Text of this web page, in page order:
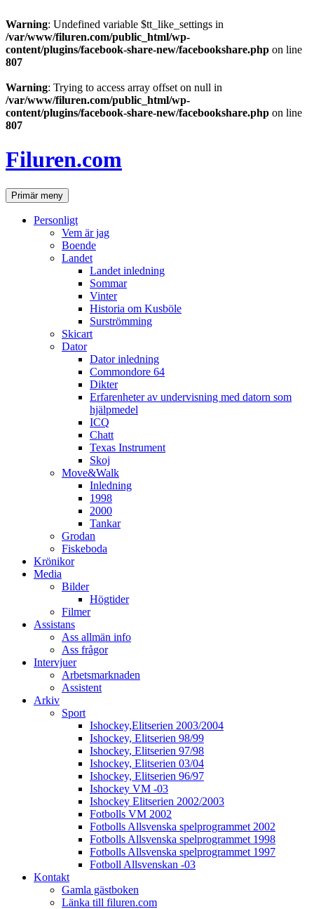
Warning: Undefined variable $tt_like_settings in
/var/www/filuren.com/public_html/wp-
content/plugins/facebook-share-new/facebookshare.php on line
807
Warning: Trying to access array offset on null in
/var/www/filuren.com/public_html/wp-
content/plugins/facebook-share-new/facebookshare.php on line
807
till
innehåll
Filuren.com
SökPrimär meny
Personligt
Vem är jag
Boende
Landet
Landet inledning
Sommar
Vinter
Historia om Kusböle
Surströmming
Skicart
Dator
Dator inledning
Commondore 64
Dikter
Erfarenheter av undervisning med datorn som
hjälpmedel
ICQ
Chatt
Texas Instrument
Skoj
Move&Walk
Inledning
1998
2000
Tankar
Grodan
Fiskeboda
Krönikor
Media
Bilder
Högtider
Filmer
Assistans
Ass allmän info
Ass frågor
Intervjuer
Arbetsmarknaden
Assistent
Arkiv
Sport
Ishockey,Elitserien 2003/2004
Ishockey, Elitserien 98/99
Ishockey, Elitserien 97/98
Ishockey, Elitserien 03/04
Ishockey, Elitserien 96/97
Ishockey VM -03
Ishockey Elitserien 2002/2003
Fotbolls VM 2002
Fotbolls Allsvenska spelprogrammet 2002
Fotbolls Allsvenska spelprogrammet 1998
Fotbolls Allsvenska spelprogrammet 1997
Fotboll Allsvenskan -03
Kontakt
Gamla gästboken
Länka till filuren.com